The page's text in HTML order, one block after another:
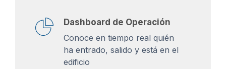
Dashboard de Operación
Conoce en tiempo real quién
ha entrado, salido y está en el
edificio